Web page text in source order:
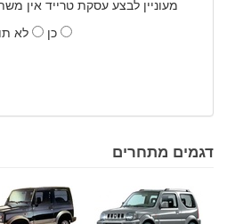
מעוניין לבצע עסקת טרייד אין
כן
לא
דגמים מתחרים